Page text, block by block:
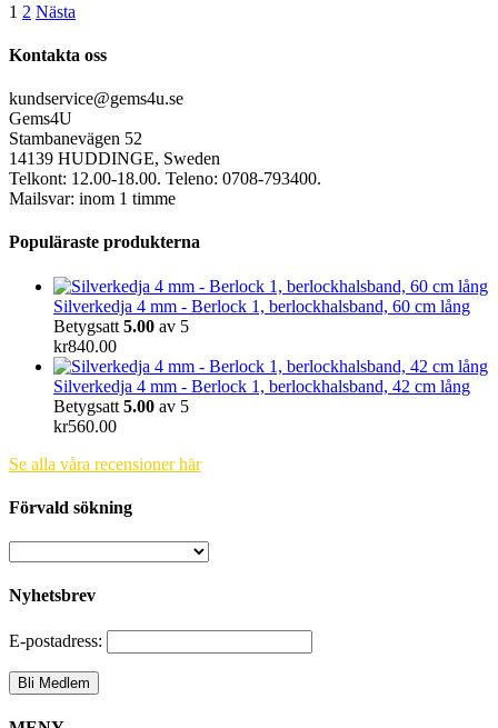
1 2 Nästa
Kontakta oss
kundservice@gems4u.se
Gems4U
Stambanevägen 52
14139 HUDDINGE, Sweden
Telkont: 12.00-18.00. Teleno: 0708-793400.
Mailsvar: inom 1 timme
Populäraste produkterna
Silverkedja 4 mm - Berlock 1, berlockhalsband, 60 cm lång
Betygsatt 5.00 av 5
kr840.00
Silverkedja 4 mm - Berlock 1, berlockhalsband, 42 cm lång
Betygsatt 5.00 av 5
kr560.00
Se alla våra recensioner här
Förvald sökning
Nyhetsbrev
E-postadress: